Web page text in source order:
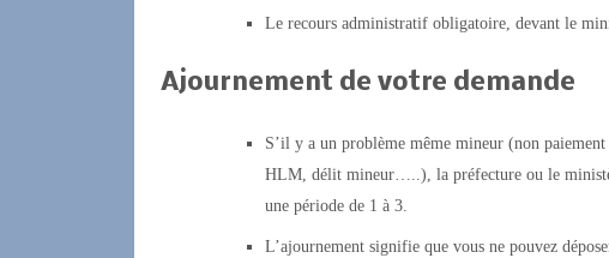
Le recours administratif obligatoire, devant le
Ajournement de votre demande
S’il y a un problème même mineur (non
HLM, délit mineur…..), la préfecture ou le
une période de 1 à 3.
L’ajournement signifie que vous ne pouvez